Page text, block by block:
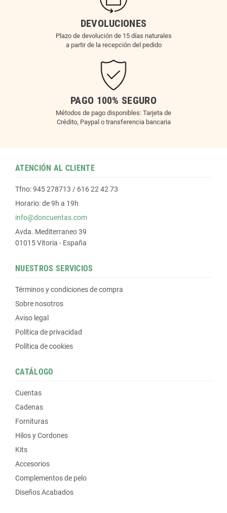
DEVOLUCIONES
Plazo de devolución de 15 días naturales
a partir de la recepción del pedido
PAGO 100% SEGURO
Métodos de pago disponibles: Tarjeta de
Crédito, Paypal o transferencia bancaria
ATENCIÓN AL CLIENTE
Tfno: 945 278713 / 616 22 42 73
Horario: de 9h a 19h
info@doncuentas.com
Avda. Mediterraneo 39
01015 Vitoria - España
NUESTROS SERVICIOS
Términos y condiciones de compra
Sobre nosotros
Aviso legal
Política de privacidad
Política de cookies
CATÁLOGO
Cuentas
Cadenas
Fornituras
Hilos y Cordones
Kits
Accesorios
Complementos de pelo
Diseños Acabados